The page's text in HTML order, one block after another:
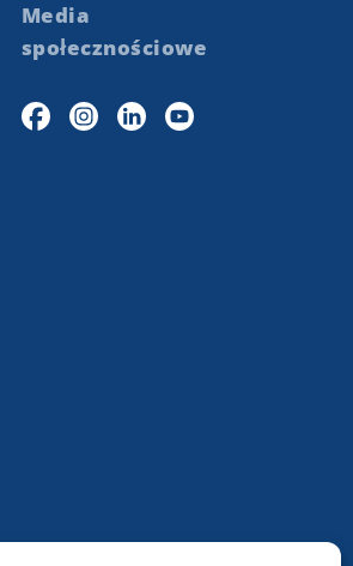
Media
społecznościowe